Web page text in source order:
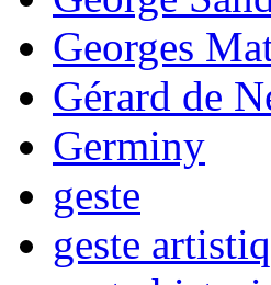
Georges
Gérard de
Germiny
geste
geste